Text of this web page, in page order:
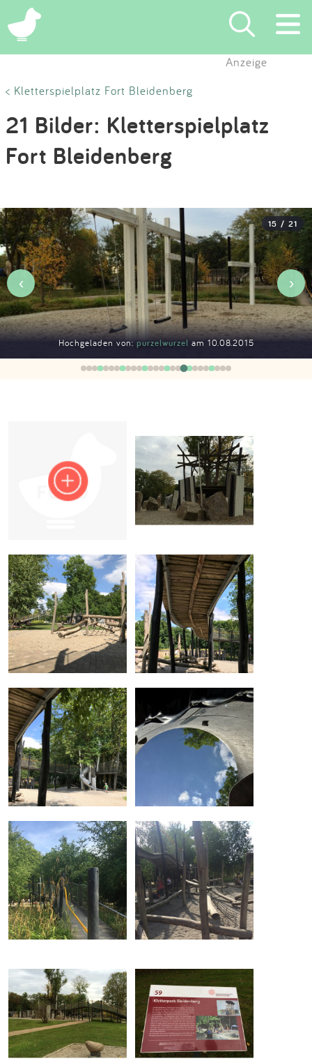
×
Suchen
Eintragen
App
Blog
Partner
Kontakt
Impressum
Anmelden
Anzeige
< Kletterspielplatz Fort Bleidenberg
21 Bilder: Kletterspielplatz
Fort Bleidenberg
Hochgeladen von:purzelwurzel am 10.08.2015
15 / 21
‹ ›